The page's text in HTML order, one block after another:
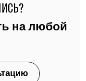
на любой